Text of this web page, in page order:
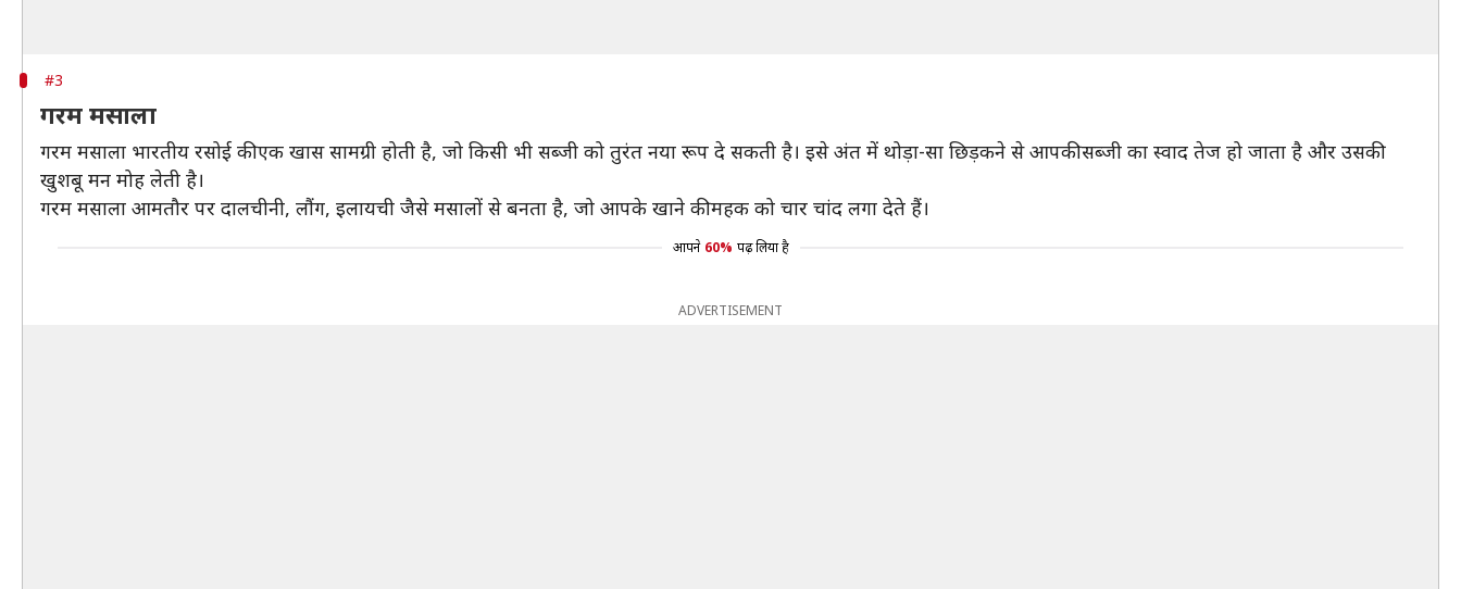
#3
गरम मसाला
गरम मसाला भारतीय रसोई की एक खास सामग्री होती है, जो किसी भी सब्जी को तुरंत नया रूप दे सकती है। इसे अंत में थोड़ा-सा छिड़कने से आपकी सब्जी का स्वाद तेज हो जाता है और उसकी
खुशबू मन मोह लेती है।
गरम मसाला आमतौर पर दालचीनी, लौंग, इलायची जैसे मसालों से बनता है, जो आपके खाने की महक को चार चांद लगा देते हैं।
आपने 60% पढ़ लिया है
ADVERTISEMENT